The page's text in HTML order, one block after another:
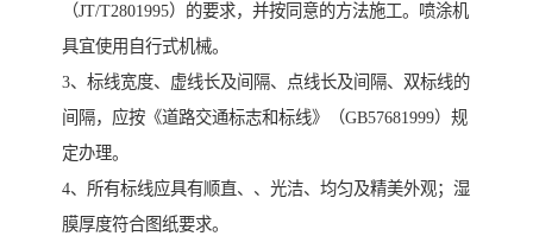
（JT/T2801995）的要求，并按同意的方法施工。喷涂机
具宜使用自行式机械。
3、标线宽度、虚线长及间隔、点线长及间隔、双标线的
间隔，应按《道路交通标志和标线》（GB57681999）规
定办理。
4、所有标线应具有顺直、、光洁、均匀及精美外观；湿
膜厚度符合图纸要求。